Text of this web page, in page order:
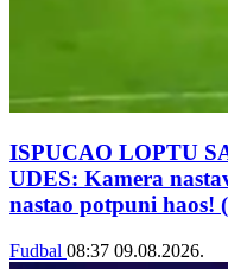
ISPUCAO LOPTU
UDES: Kamera
nastao potpuni haos!
Fudbal 08:37 09.08.2026.